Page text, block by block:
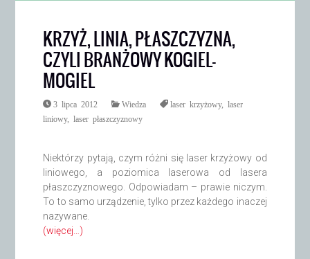
KRZYŻ, LINIA, PŁASZCZYZNA,
CZYLI BRANŻOWY KOGIEL-
MOGIEL
3 lipca 2012 Wiedza laser krzyżowy,laser
liniowy,laser płaszczyznowy
Niektórzy pytają, czym różni się laser krzyżowy od
liniowego, a poziomica laserowa od lasera
płaszczyznowego. Odpowiadam – prawie niczym.
To to samo urządzenie, tylko przez każdego inaczej
nazywane.
(więcej…)